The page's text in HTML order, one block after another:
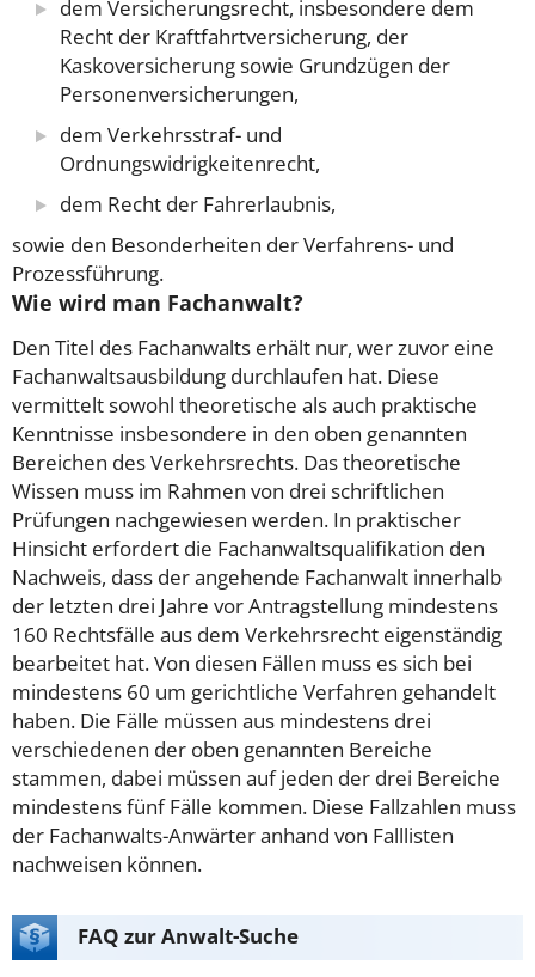
dem Versicherungsrecht, insbesondere dem
Recht der Kraftfahrtversicherung, der
Kaskoversicherung sowie Grundzügen der
Personenversicherungen,
dem Verkehrsstraf- und
Ordnungswidrigkeitenrecht,
dem Recht der Fahrerlaubnis,
sowie den Besonderheiten der Verfahrens- und
Prozessführung.
Wie wird man Fachanwalt?
Den Titel des Fachanwalts erhält nur, wer zuvor eine
Fachanwaltsausbildung durchlaufen hat. Diese
vermittelt sowohl theoretische als auch praktische
Kenntnisse insbesondere in den oben genannten
Bereichen des Verkehrsrechts. Das theoretische
Wissen muss im Rahmen von drei schriftlichen
Prüfungen nachgewiesen werden. In praktischer
Hinsicht erfordert die Fachanwaltsqualifikation den
Nachweis, dass der angehende Fachanwalt innerhalb
der letzten drei Jahre vor Antragstellung mindestens
160 Rechtsfälle aus dem Verkehrsrecht eigenständig
bearbeitet hat. Von diesen Fällen muss es sich bei
mindestens 60 um gerichtliche Verfahren gehandelt
haben. Die Fälle müssen aus mindestens drei
verschiedenen der oben genannten Bereiche
stammen, dabei müssen auf jeden der drei Bereiche
mindestens fünf Fälle kommen. Diese Fallzahlen muss
der Fachanwalts-Anwärter anhand von Falllisten
nachweisen können.
FAQ zur Anwalt-Suche